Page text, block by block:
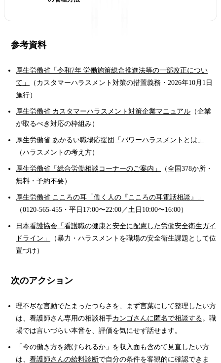
参考資料
厚生労働省「令和7年 労働施策総合推進法等の一部改正につい
て」
（カスタマーハラスメント対策の措置義務・2026年10月1日
施行）
厚生労働省 カスタマーハラスメント対策企業マニュアル （企業
が取るべき対応の枠組み）
厚生労働省 あかるい職場応援団「パワーハラスメントとは」
（ハラスメントの考え方）
厚生労働省「総合労働相談コーナーのご案内」
（全国378か所・
無料・予約不要）
厚生労働省 こころの耳「働く人の『こころの耳電話相談』」
（0120-565-455・平日17:00〜22:00／土日10:00〜16:00）
日本看護協会「看護職の健康と安全に配慮した労働安全衛生ガイ
ドライン」
（暴力・ハラスメントを職場の安全衛生課題として位
置づけ）
次のアクション
理不尽な言動でたまったつらさを、まず言葉にして整理したい方
は、看護師さん専用の相談相手カンゴさんに匿名で相談する 。職
場では言いづらい本音を、評価を気にせず話せます。
「今の働き方を続けられるか」を収入面も含めて見直したい方
は、 看護師さんの給料診断で自分の条件を客観的に確認できま